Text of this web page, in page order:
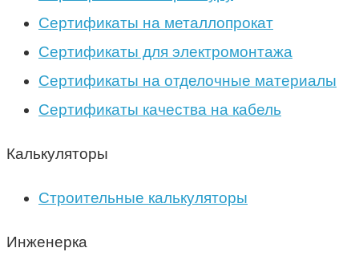
Сертификаты на металлопрокат
Сертификаты для электромонтажа
Сертификаты на отделочные материалы
Сертификаты качества на кабель
Калькуляторы
Строительные калькуляторы
Инженерка